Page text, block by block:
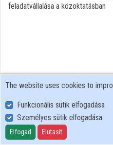
feladatvállalása a közoktatásban
User Policy
Adatkezelési tájékoztató (en)
Cookie Policy
The website uses cookies to
Funkcionális sütik elfogadása
Személyes sütik elfogadása
Elfogad Elutasít